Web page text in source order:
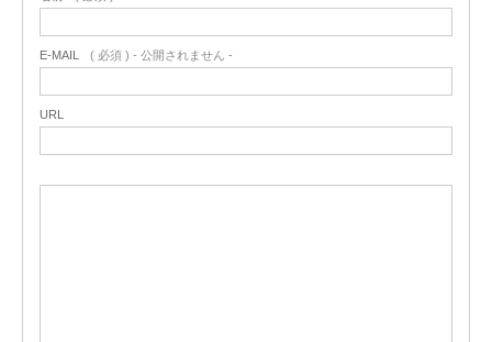
E-MAIL ( 必須 ) - 公開されません -
URL